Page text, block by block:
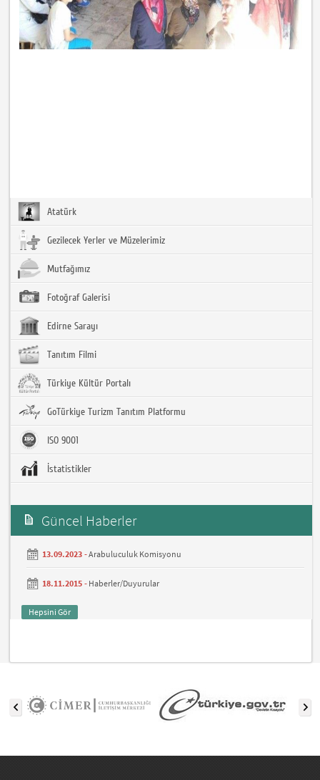
Atatürk
Gezilecek Yerler ve Müzelerimiz
Mutfağımız
Fotoğraf Galerisi
Edirne Sarayı
Tanıtım Filmi
Türkiye Kültür Portalı
GoTürkiye Turizm Tanıtım Platformu
ISO 9001
İstatistikler
Güncel Haberler
13.09.2023 -Arabuluculuk Komisyonu
18.11.2015 - Haberler/Duyurular
Hepsini Gör